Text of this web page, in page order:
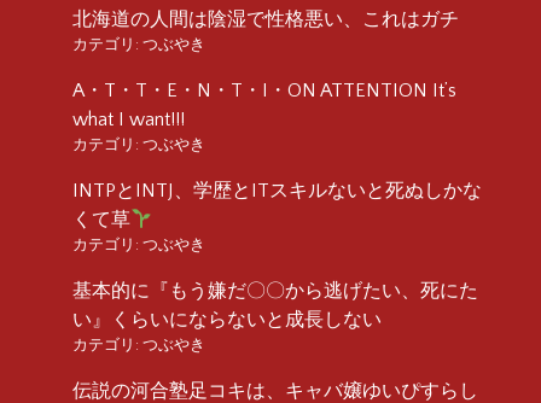
北海道の人間は陰湿で性格悪い、これはガチ
カテゴリ: つぶやき
A・T・T・E・N・T・I・ON ATTENTION It’s
what I want!!!
カテゴリ: つぶやき
INTPとINTJ、学歴とITスキルないと死ぬしかな
くて草
カテゴリ: つぶやき
基本的に『もう嫌だ〇〇から逃げたい、死にた
い』くらいにならないと成長しない
カテゴリ: つぶやき
伝説の河合塾足コキは、キャバ嬢ゆいぴすらし